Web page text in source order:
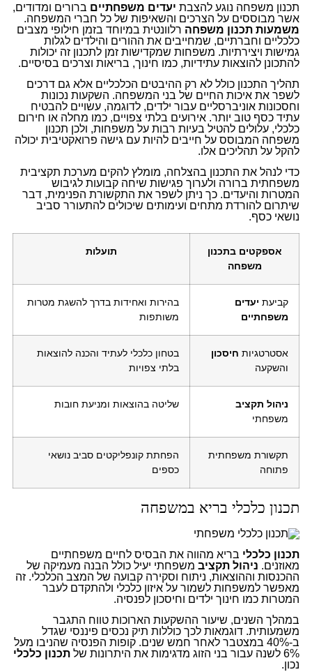
תכנון משפחה נוגע להצבת יעדים משפחתיים ברורים ומדודים,
אשר מבוססים על הצרכים והשאיפות של כל חברי המשפחה.
משמעות תכנון משפחה רלוונטית במיוחד בזמן חילופי מצבים
כלכליים וחברתיים, שמחייבים את ההורים והילדים לגלות
גמישות ויצירתיות. משפחות שמקדישות זמן לתכנון זה יכולות
להתכונן להוצאות עתידיות, כמו חינוך, בריאות וצרכים בסיסיים.
תהליך התכנון כולל לא רק ההיבטים הכלכליים אלא גם דרכים
לשפר את איכות החיים של בני המשפחה. השקעות נכונות
וחסכונות אוניברסליים עבור ילדים, לדוגמה, עשויים להבטיח
עתיד כסף טוב יותר. אירועים בלתי צפויים, כמו מחלה או חירום
כלכלי, עלולים להטיל בעיות רבות על משפחות, ולכן תכנון
משפחה המבוסס על חייבים להיות עם גישה פרואקטיבית יכולה
להקל על תהליכים אלו.
כדי לנהל את התכנון בהצלחה, מומלץ להקים מערכת תקציבית
משפחתית ברורה ולערוך פגישות שיחה קבועות לגיבוש
המטרות והיעדים. כך ניתן לשפר את התקשורת הפנימית, דבר
שיתרום להורדת מתחים ועימותים שיכולים להתעורר סביב
נושאי כסף.
אספקטים בתכנון
משפחה
תועלות
קביעת יעדים
משפחתיים
בהירות ואחידות בדרך להשגת מטרות
משותפות
אסטרטגיות חיסכון
והשקעה
בטחון כלכלי לעתיד והכנה להוצאות
בלתי צפויות
ניהול תקציב
משפחתי
שליטה בהוצאות ומניעת חובות
תקשורת משפחתית
פתוחה
הפחתת קונפליקטים סביב נושאי
כספים
תכנון כלכלי בריא במשפחה
תכנון כלכלי בריא מהווה את הבסיס לחיים משפחתיים
מאוזנים. ניהול תקציבמשפחתי יעיל כולל הבנה מעמיקה של
ההכנסות וההוצאות, ניתוח וסקירה קבועה של המצב הכלכלי. זה
מאפשר למשפחות לשמור על איזון כלכלי ולהתקדם לעבר
המטרות כמו חינוך ילדים וחיסכון לפנסיה.
במהלך השנים, שיעור ההשקעות הארוכות טווח התגבר
משמעותית. דוגמאות לכך כוללות תיק נכסים פיננסי שגדל
ב-40% במצטבר לאחר חמש שנים. קופות הפנסיה שהניבו מעל
6% לשנה עבור בני הזוג מדגימות את היתרונות של
תכנון כלכלי
נכון.